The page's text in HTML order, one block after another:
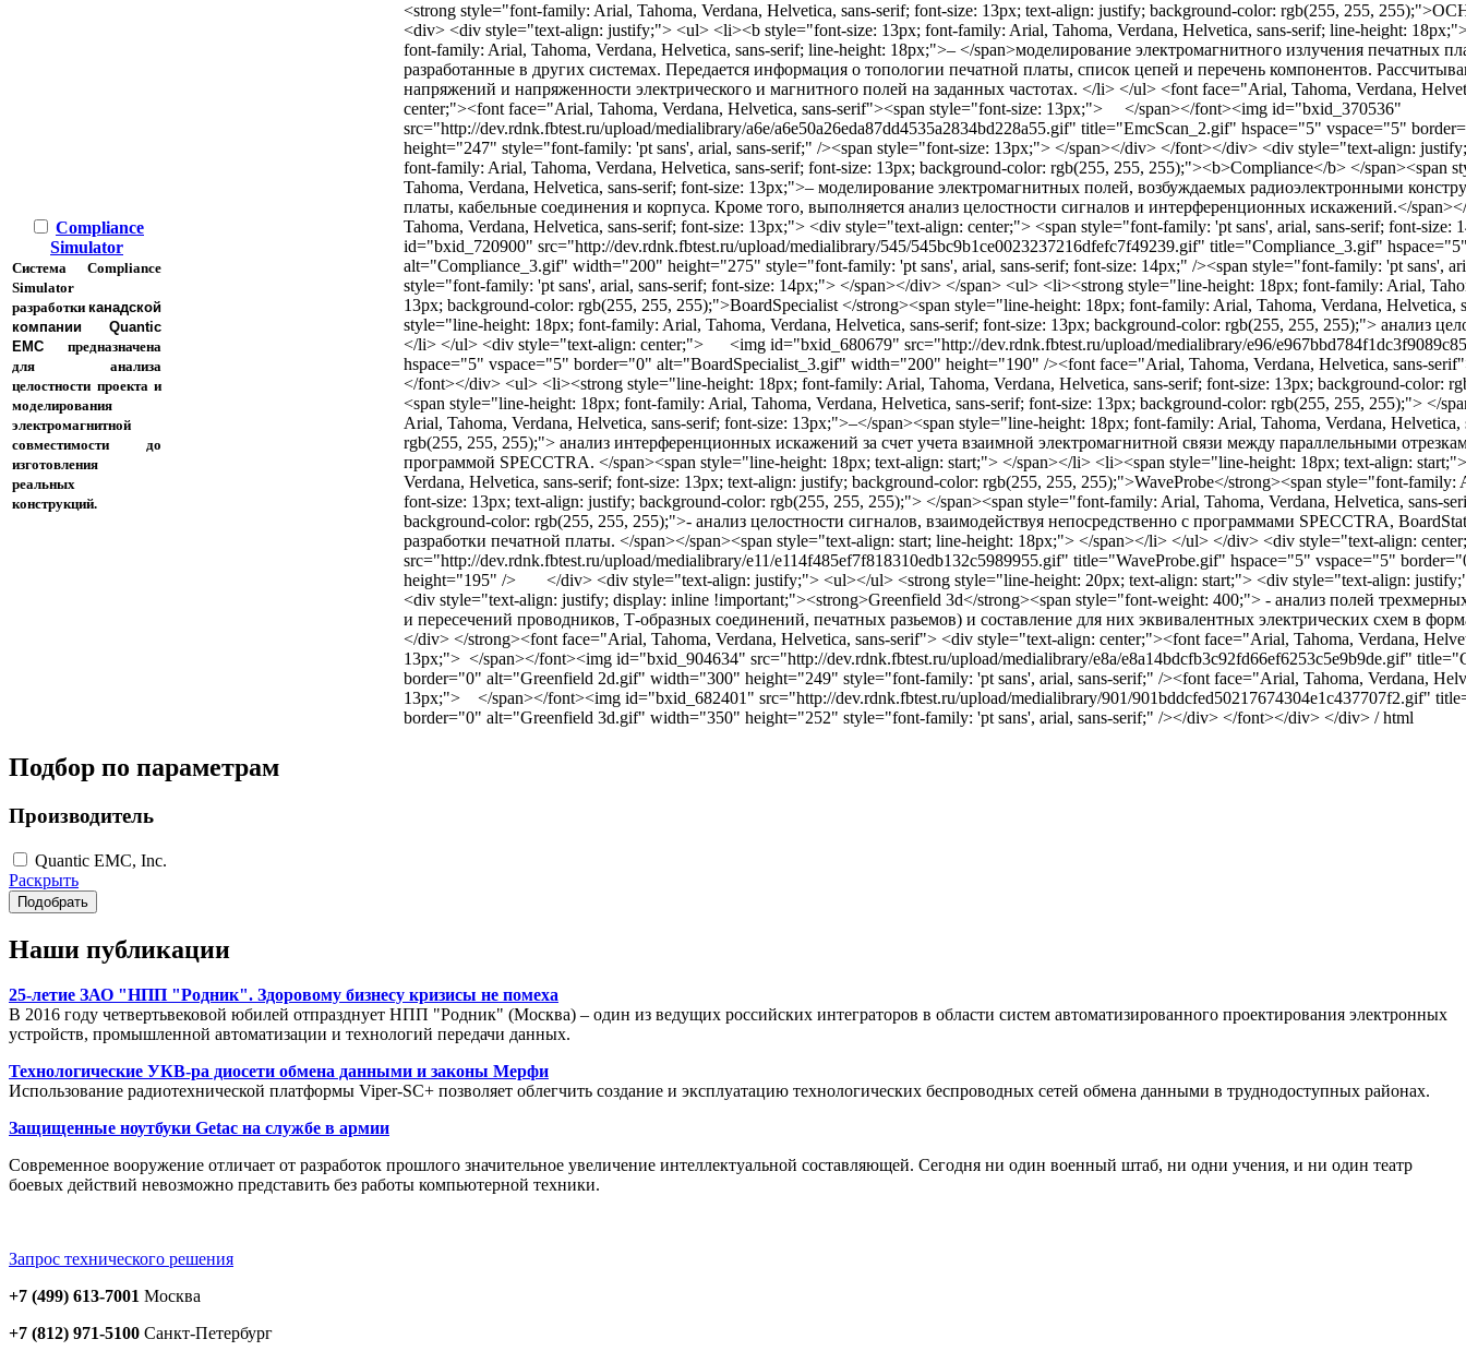
Compliance
Simulator
Система Compliance
Simulator
разработки канадской
компании Quantic
EMC предназначена
для анализа
целостности проекта и
моделирования
электромагнитной
совместимости до
изготовления
реальных
конструкций.
<strong style="font-family: Arial, Tahoma, Verdana, Helvetica, sans-serif; font-size: 13px; text-align: justify; background-color: rgb(255, 255,
<div> <div style="text-align: justify;"> <ul> <li><b style="font-size: 13px; font-family: Arial, Tahoma, Verdana, Helvetica, sans-serif; line-height:
font-family: Arial, Tahoma, Verdana, Helvetica, sans-serif; line-height: 18px;">– </span>моделирование электромагнитного излучения печатных
разработанные в других системах. Передается информация о топологии печатной платы, список цепей и перечень компонентов.
напряжений и напряженности электрического и магнитного полей на заданных частотах. </li> </ul> <font face="Arial, Tahoma, Verdana,
center;"><font face="Arial, Tahoma, Verdana, Helvetica, sans-serif"><span style="font-size: 13px;"> </span></font><img id="bxid_370536"
src="http://dev.rdnk.fbtest.ru/upload/medialibrary/a6e/a6e50a26eda87dd4535a2834bd228a55.gif" title="EmcScan_2.gif" hspace="5" vspace="5"
height="247" style="font-family: 'pt sans', arial, sans-serif;" /><span style="font-size: 13px;"> </span></div> </font></div> <div style="text-align:
font-family: Arial, Tahoma, Verdana, Helvetica, sans-serif; font-size: 13px; background-color: rgb(255, 255, 255);"><b>Compliance</b> </span><span
Tahoma, Verdana, Helvetica, sans-serif; font-size: 13px;">– моделирование электромагнитных полей, возбуждаемых радиоэлектронными
платы, кабельные соединения и корпуса. Кроме того, выполняется анализ целостности сигналов и интерференционных искажений.</
Tahoma, Verdana, Helvetica, sans-serif; font-size: 13px;"> <div style="text-align: center;"> <span style="font-family: 'pt sans', arial, sans-serif; font-
id="bxid_720900" src="http://dev.rdnk.fbtest.ru/upload/medialibrary/545/545bc9b1ce0023237216dfefc7f49239.gif" title="Compliance_3.gif"
alt="Compliance_3.gif" width="200" height="275" style="font-family: 'pt sans', arial, sans-serif; font-size: 14px;" /><span style="font-family: 'pt sans',
style="font-family: 'pt sans', arial, sans-serif; font-size: 14px;"> </span></div> </span> <ul> <li><strong style="line-height: 18px; font-family: Arial,
13px; background-color: rgb(255, 255, 255);">BoardSpecialist </strong><span style="line-height: 18px; font-family: Arial, Tahoma, Verdana, Helvetica,
style="line-height: 18px; font-family: Arial, Tahoma, Verdana, Helvetica, sans-serif; font-size: 13px; background-color: rgb(255, 255, 255);"> анализ
</li> </ul> <div style="text-align: center;"> <img id="bxid_680679" src="http://dev.rdnk.fbtest.ru/upload/medialibrary/e96/
hspace="5" vspace="5" border="0" alt="BoardSpecialist_3.gif" width="200" height="190" /><font face="Arial, Tahoma, Verdana, Helvetica, sans-
</font></div> <ul> <li><strong style="line-height: 18px; font-family: Arial, Tahoma, Verdana, Helvetica, sans-serif; font-size: 13px; background-color:
<span style="line-height: 18px; font-family: Arial, Tahoma, Verdana, Helvetica, sans-serif; font-size: 13px; background-color: rgb(255, 255, 255);"> </
Arial, Tahoma, Verdana, Helvetica, sans-serif; font-size: 13px;">–</span><span style="line-height: 18px; font-family: Arial, Tahoma, Verdana,
rgb(255, 255, 255);"> анализ интерференционных искажений за счет учета взаимной электромагнитной связи между параллельными
программой SPECCTRA. </span><span style="line-height: 18px; text-align: start;"> </span></li> <li><span style="line-height: 18px; text-align:
Verdana, Helvetica, sans-serif; font-size: 13px; text-align: justify; background-color: rgb(255, 255, 255);">WaveProbe</strong><span style="font-family:
font-size: 13px; text-align: justify; background-color: rgb(255, 255, 255);"> </span><span style="font-family: Arial, Tahoma, Verdana, Helvetica, sans-
background-color: rgb(255, 255, 255);">- анализ целостности сигналов, взаимодействуя непосредственно с программами SPECCTRA,
разработки печатной платы. </span></span><span style="text-align: start; line-height: 18px;"> </span></li> </ul> </div> <div style="text-align:
src="http://dev.rdnk.fbtest.ru/upload/medialibrary/e11/e114f485ef7f818310edb132c5989955.gif" title="WaveProbe.gif" hspace="5" vspace="5"
height="195" /> </div> <div style="text-align: justify;"> <ul></ul> <strong style="line-height: 20px; text-align: start;"> <div style="text-align:
<div style="text-align: justify; display: inline !important;"><strong>Greenfield 3d</strong><span style="font-weight: 400;"> - анализ полей
и пересечений проводников, Т-образных соединений, печатных разьемов) и составление для них эквивалентных электрических схем в
</div> </strong><font face="Arial, Tahoma, Verdana, Helvetica, sans-serif"> <div style="text-align: center;"><font face="Arial, Tahoma, Verdana,
13px;"> </span></font><img id="bxid_904634" src="http://dev.rdnk.fbtest.ru/upload/medialibrary/e8a/e8a14bdcfb3c92fd66ef6253c5e9b9de.gif"
border="0" alt="Greenfield 2d.gif" width="300" height="249" style="font-family: 'pt sans', arial, sans-serif;" /><font face="Arial, Tahoma, Verdana,
13px;"> </span></font><img id="bxid_682401" src="http://dev.rdnk.fbtest.ru/upload/medialibrary/901/901bddcfed50217674304e1c437707f2.gif"
border="0" alt="Greenfield 3d.gif" width="350" height="252" style="font-family: 'pt sans', arial, sans-serif;" /></div> </font></div> </div> / html
Подбор по параметрам
Производитель
Quantic EMC, Inc.
Раскрыть
Наши публикации
25-летие ЗАО "НПП "Родник". Здоровому бизнесу кризисы не помеха
В 2016 году четвертьвековой юбилей отпразднует НПП "Родник" (Москва) – один из ведущих российских интеграторов в области систем автоматизированного проектирования электронных
устройств, промышленной автоматизации и технологий передачи данных.
Технологические УКВ-ра диосети обмена данными и законы Мерфи
Использование радиотехнической платформы Viper-SC+ позволяет облегчить создание и эксплуатацию технологических беспроводных сетей обмена данными в труднодоступных районах.
Защищенные ноутбуки Getac на службе в армии
Современное вооружение отличает от разработок прошлого значительное увеличение интеллектуальной составляющей. Сегодня ни один военный штаб, ни одни учения, и ни один театр
боевых действий невозможно представить без работы компьютерной техники.
Запрос технического решения
+7 (499) 613-7001 Москва
+7 (812) 971-5100 Санкт-Петербург